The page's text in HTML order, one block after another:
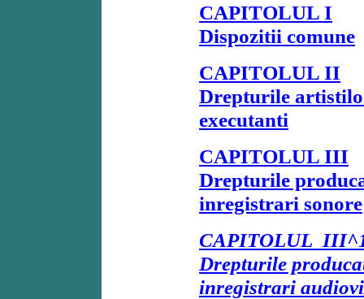
CAPITOLUL I
Dispozitii comune
CAPITOLUL II
Drepturile
executanti
CAPITOLUL III
Drepturile
inregistrari sonore
CAPITOLUL
Drepturile
inregistrari